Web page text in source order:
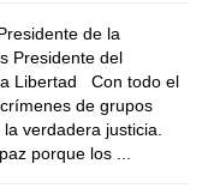
de la
Presidente del
Libertad Con todo el
de grupos
verdadera justicia.
porque los ...